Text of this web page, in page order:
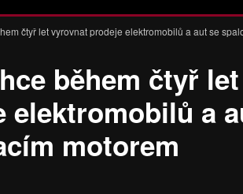
čtyř let vyrovnat prodeje elektromobilů a aut se
během čtyř
elektromobilů a
motorem